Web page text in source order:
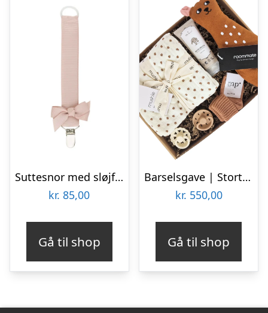
Suttesnor med sløjfe, Vanilje – By Stær
kr. 85,00
Gå til shop
Barselsgave | Stort tillykke | Bjørn
kr. 550,00
Gå til shop